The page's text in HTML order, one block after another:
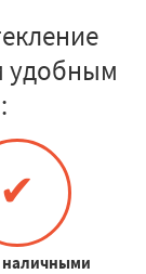
удобным
✔
наличными